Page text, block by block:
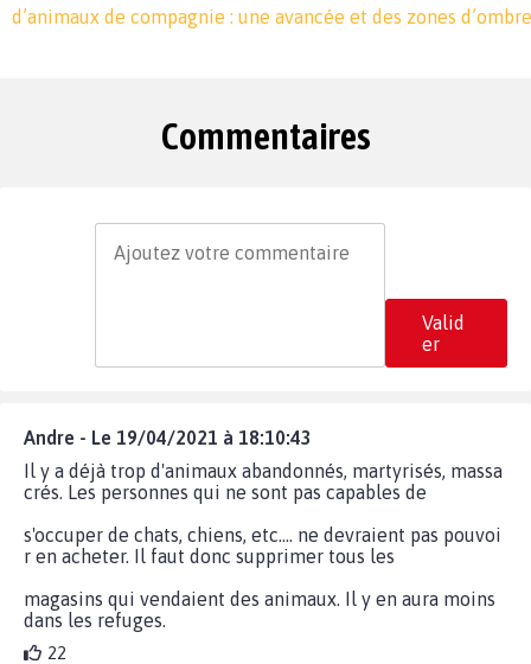
d’animaux de compagnie : une avancée et des zones d’ombre
Commentaires
Valid
er
Andre - Le 19/04/2021 à 18:10:43
Il y a déjà trop d'animaux abandonnés, martyrisés, massa
crés. Les personnes qui ne sont pas capables de
s'occuper de chats, chiens, etc.... ne devraient pas pouvoi
r en acheter. Il faut donc supprimer tous les
magasins qui vendaient des animaux. Il y en aura moins
dans les refuges.
22